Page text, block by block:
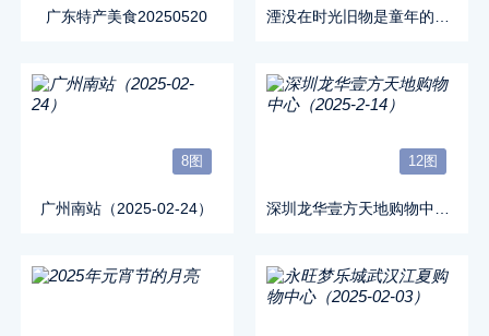
广东特产美食20250520
广州南站（2025-02-24）
8图 12图